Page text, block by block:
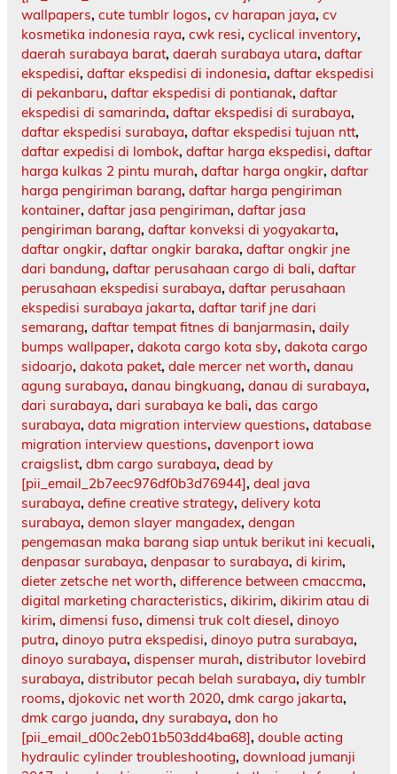
wallpapers, cute tumblr logos, cv harapan jaya, cv
kosmetika indonesia raya, cwk resi, cyclical inventory,
daerah surabaya barat, daerah surabaya utara, daftar
ekspedisi, daftar ekspedisi di indonesia, daftar ekspedisi
di pekanbaru, daftar ekspedisi di pontianak, daftar
ekspedisi di samarinda, daftar ekspedisi di surabaya,
daftar ekspedisi surabaya, daftar ekspedisi tujuan ntt,
daftar expedisi di lombok, daftar harga ekspedisi, daftar
harga kulkas 2 pintu murah, daftar harga ongkir, daftar
harga pengiriman barang, daftar harga pengiriman
kontainer, daftar jasa pengiriman, daftar jasa
pengiriman barang, daftar konveksi di yogyakarta,
daftar ongkir, daftar ongkir baraka, daftar ongkir jne
dari bandung, daftar perusahaan cargo di bali, daftar
perusahaan ekspedisi surabaya, daftar perusahaan
ekspedisi surabaya jakarta, daftar tarif jne dari
semarang, daftar tempat fitnes di banjarmasin, daily
bumps wallpaper, dakota cargo kota sby, dakota cargo
sidoarjo, dakota paket, dale mercer net worth, danau
agung surabaya, danau bingkuang, danau di surabaya,
dari surabaya, dari surabaya ke bali, das cargo
surabaya, data migration interview questions, database
migration interview questions, davenport iowa
craigslist, dbm cargo surabaya, dead by
[pii_email_2b7eec976df0b3d76944], deal java
surabaya, define creative strategy, delivery kota
surabaya, demon slayer mangadex, dengan
pengemasan maka barang siap untuk berikut ini kecuali,
denpasar surabaya, denpasar to surabaya, di kirim,
dieter zetsche net worth, difference between cmaccma,
digital marketing characteristics, dikirim, dikirim atau di
kirim, dimensi fuso, dimensi truk colt diesel, dinoyo
putra, dinoyo putra ekspedisi, dinoyo putra surabaya,
dinoyo surabaya, dispenser murah, distributor lovebird
surabaya, distributor pecah belah surabaya, diy tumblr
rooms, djokovic net worth 2020, dmk cargo jakarta,
dmk cargo juanda, dny surabaya, don ho
[pii_email_d00c2eb01b503dd4ba68], double acting
hydraulic cylinder troubleshooting, download jumanji